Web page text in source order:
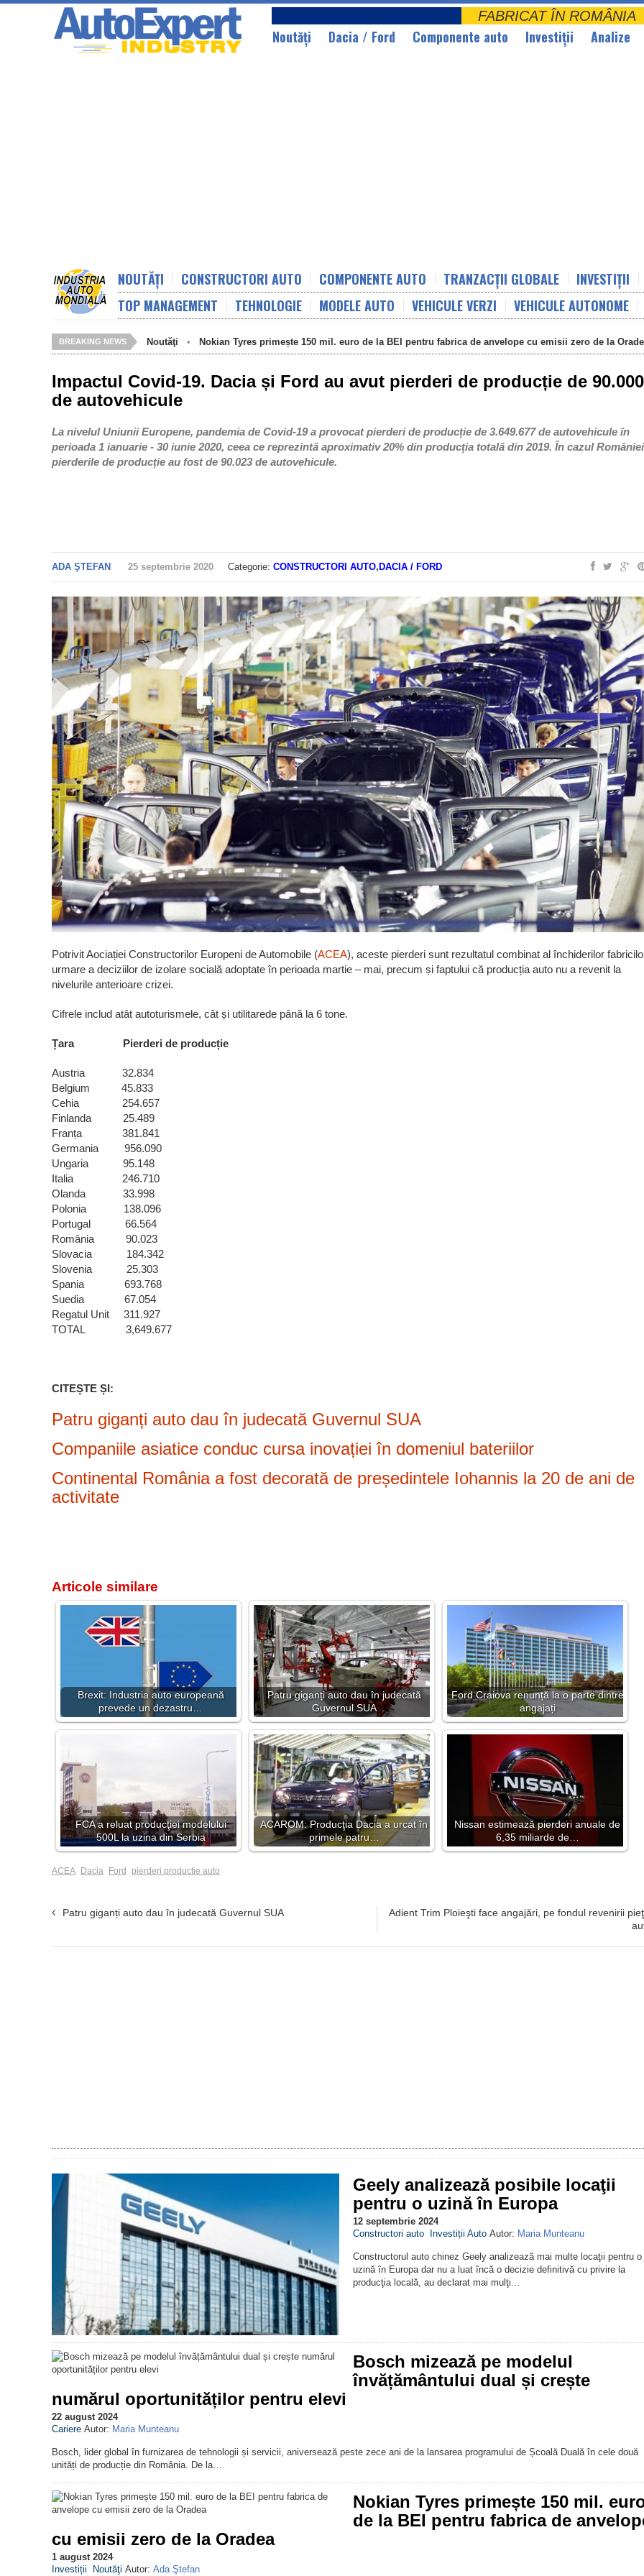
FABRICAT ÎN
Noutăţi Dacia / Ford Componente auto Investiții Analize
NOUTĂȚI CONSTRUCTORI AUTO COMPONENTE AUTO TRANZACȚII GLOBALE
INVESTIȚII
TOP MANAGEMENT
TEHNOLOGIE MODELE AUTO VEHICULE VERZI VEHICULE AUTONOME
BREAKING NEWS Noutăţi • Nokian Tyres primește 150 mil. euro de la BEI pentru fabrica de anvelope cu emisii zero de la
Impactul Covid-19. Dacia și Ford au avut pierderi de producție de 90.000
de autovehicule
La nivelul Uniunii Europene, pandemia de Covid-19 a provocat pierderi de producție de 3.649.677 de autovehicule în
perioada 1 ianuarie - 30 iunie 2020, ceea ce reprezintă aproximativ 20% din producția totală din 2019. În cazul
pierderile de producție au fost de 90.023 de autovehicule.
ADA ŞTEFAN 25 septembrie 2020 Categorie: CONSTRUCTORI AUTO, DACIA / FORD
Potrivit Aociației Constructorilor Europeni de Automobile (ACEA), aceste pierderi sunt rezultatul combinat al închiderilor
urmare a deciziilor de izolare socială adoptate în perioada martie – mai, precum și faptului că producția auto nu a revenit la
nivelurile anterioare crizei.
Cifrele includ atât autoturismele, cât și utilitarede până la 6 tone.
Țara Pierderi de producție
Austria 32.834
Belgium 45.833
Cehia 254.657
Finlanda 25.489
Franța 381.841
Germania 956.090
Ungaria 95.148
Italia 246.710
Olanda 33.998
Polonia 138.096
Portugal 66.564
România 90.023
Slovacia 184.342
Slovenia 25.303
Spania 693.768
Suedia 67.054
Regatul Unit 311.927
TOTAL 3,649.677
CITEȘTE ȘI:
Patru giganți auto dau în judecată Guvernul SUA
Companiile asiatice conduc cursa inovației în domeniul bateriilor
Continental România a fost decorată de președintele Iohannis la 20 de ani de
activitate
Articole similare
Brexit: Industria auto europeană
prevede un dezastru…
Patru giganți auto dau în judecată
Guvernul SUA
Ford Craiova renunță la o parte dintre
angajați
FCA a reluat producţiei modelului
500L la uzina din Serbia
ACAROM: Producţia Dacia a urcat în
primele patru…
Nissan estimează pierderi anuale de
6,35 miliarde de…
ACEA Dacia Ford pierderi productie auto
Patru giganți auto dau în judecată Guvernul SUA
Adient Trim Ploieşti face angajări, pe fondul revenirii
Geely analizează posibile locaţii
pentru o uzină în Europa
12 septembrie 2024
Constructori auto
Investiții Auto Autor: Maria Munteanu
Constructorul auto chinez Geely analizează mai multe locaţii pentru o
uzină în Europa dar nu a luat încă o decizie definitivă cu privire la
producţia locală, au declarat mai mulţi…
Bosch mizează pe modelul
învățământului dual și crește
numărul oportunităților pentru elevi
22 august 2024
Cariere Autor: Maria Munteanu
Bosch, lider global în furnizarea de tehnologii și servicii, aniversează peste zece ani de la lansarea programului de Școală Duală în cele două
unități de producție din România. De la…
Nokian Tyres primește 150 mil.
de la BEI pentru fabrica de
cu emisii zero de la Oradea
1 august 2024
Investiții
Noutăţi Autor: Ada Ştefan